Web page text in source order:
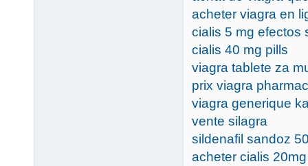
acheter viagra en
cialis 5 mg efectos
cialis 40 mg pills
viagra tablete za
prix viagra
viagra generique
vente silagra
sildenafil sandoz
acheter cialis